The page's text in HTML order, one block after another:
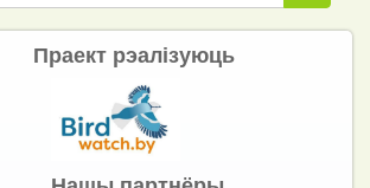
Праект рэалізуюць